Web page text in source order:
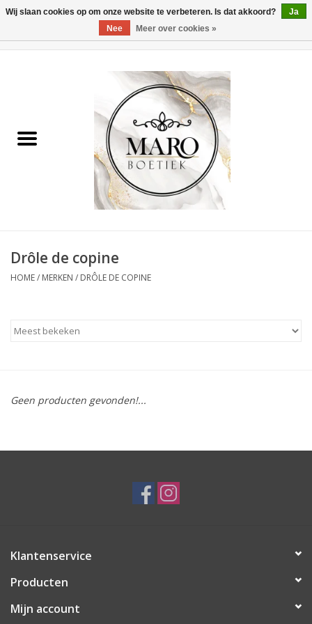
Heren
Drôle de copine
HOME/ MERKEN / DRÔLE DE COPINE
Geen producten gevonden!...
Klantenservice
Producten
Mijn account
Wij slaan cookies op om onze website te verbeteren. Is dat akkoord?
Ja
Nee
Meer over cookies »